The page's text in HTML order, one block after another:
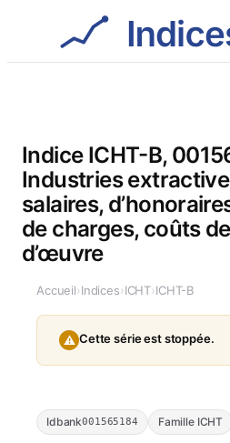
Indice ICHT-B,
Industries
salaires,
de charges, coûts
d’œuvre
Accueil›Indices›ICHT›ICHT-B
⚠ Cette série est stoppée.
Idbank001565184 Famille ICHT